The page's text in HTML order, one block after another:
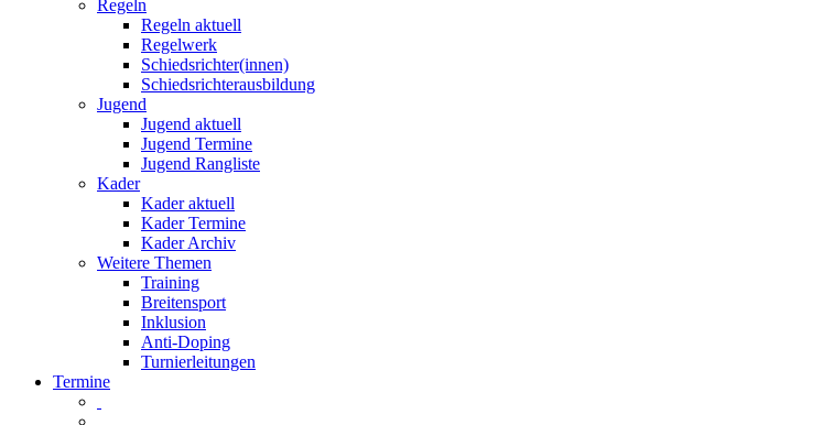
Regeln
Regeln aktuell
Regelwerk
Schiedsrichter(innen)
Schiedsrichterausbildung
Jugend
Jugend aktuell
Jugend Termine
Jugend Rangliste
Kader
Kader aktuell
Kader Termine
Kader Archiv
Weitere Themen
Training
Breitensport
Inklusion
Anti-Doping
Turnierleitungen
Termine